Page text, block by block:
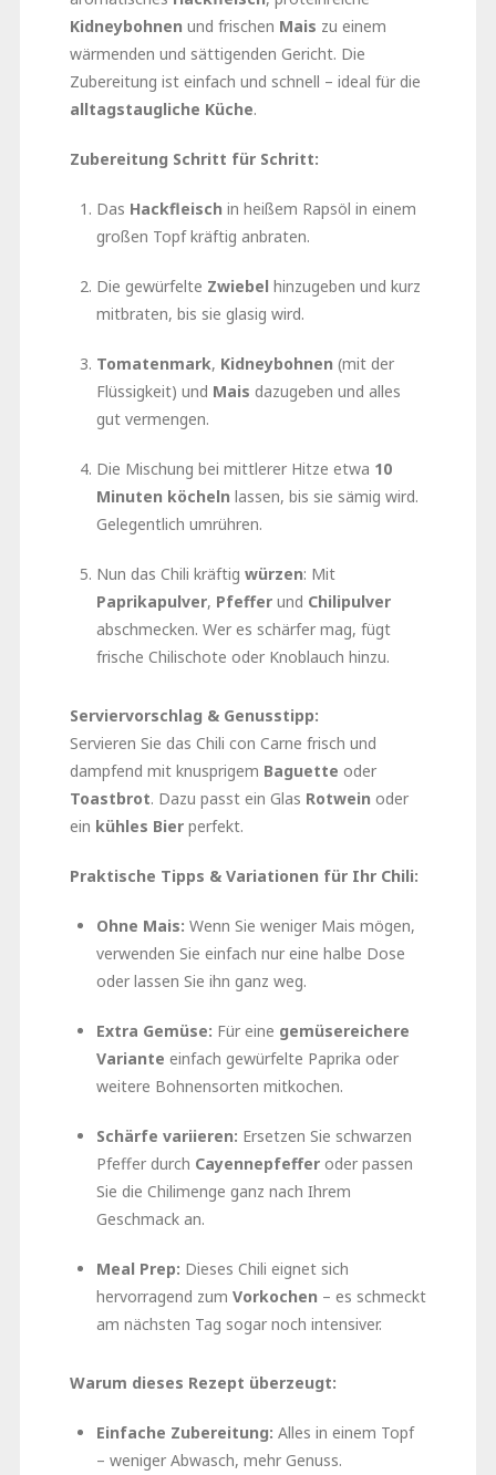
Kidneybohnen und frischen Mais zu einem
wärmenden und sättigenden Gericht. Die
Zubereitung ist einfach und schnell – ideal für die
alltagstaugliche Küche.
Zubereitung Schritt für Schritt:
Das Hackfleisch in heißem Rapsöl in einem
großen Topf kräftig anbraten.
Die gewürfelte Zwiebel hinzugeben und kurz
mitbraten, bis sie glasig wird.
Tomatenmark, Kidneybohnen (mit der
Flüssigkeit) und Mais dazugeben und alles
gut vermengen.
Die Mischung bei mittlerer Hitze etwa 10
Minuten köcheln lassen, bis sie sämig wird.
Gelegentlich umrühren.
Nun das Chili kräftig würzen: Mit
Paprikapulver, Pfefferund Chilipulver
abschmecken. Wer es schärfer mag, fügt
frische Chilischote oder Knoblauch hinzu.
Serviervorschlag & Genusstipp:
Servieren Sie das Chili con Carne frisch und
dampfend mit knusprigem Baguette oder
Toastbrot. Dazu passt ein Glas Rotwein oder
ein kühles Bierperfekt.
Praktische Tipps & Variationen für Ihr Chili:
Ohne Mais: Wenn Sie weniger Mais mögen,
verwenden Sie einfach nur eine halbe Dose
oder lassen Sie ihn ganz weg.
Extra Gemüse: Für eine gemüsereichere
Variante einfach gewürfelte Paprika oder
weitere Bohnensorten mitkochen.
Schärfe variieren: Ersetzen Sie schwarzen
Pfeffer durch Cayennepfefferoder passen
Sie die Chilimenge ganz nach Ihrem
Geschmack an.
Meal Prep: Dieses Chili eignet sich
hervorragend zum Vorkochen – es schmeckt
am nächsten Tag sogar noch intensiver.
Warum dieses Rezept überzeugt:
Einfache Zubereitung: Alles in einem Topf
– weniger Abwasch, mehr Genuss.